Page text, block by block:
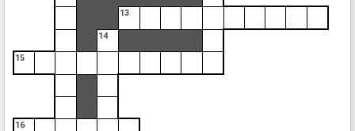
13
14
15
16